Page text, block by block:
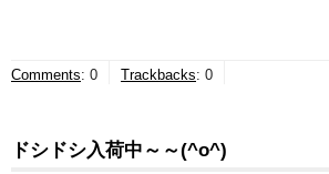
Comments: 0 Trackbacks: 0
ドシドシ入荷中～～(^o^)ゞ